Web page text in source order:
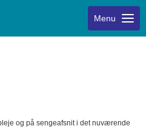
Menu
og på sengeafsnit i det nuværende